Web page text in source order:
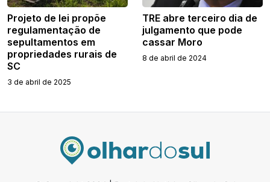
Projeto de lei propõe
regulamentação de
sepultamentos em
propriedades rurais de
SC
3 de abril de 2025
TRE abre terceiro dia de
julgamento que pode
cassar Moro
8 de abril de 2024